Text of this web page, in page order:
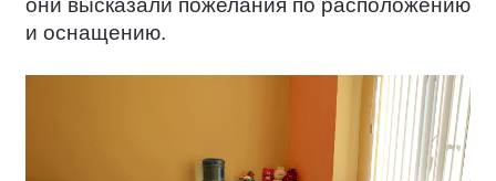
они высказали пожелания по расположению
и оснащению.